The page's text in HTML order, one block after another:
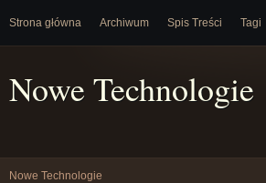
Strona główna Archiwum Spis Treści Tagi
Nowe Technologie
Nowe Technologie